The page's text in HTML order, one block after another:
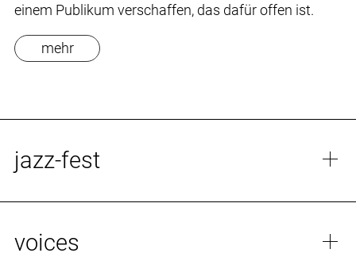
einem Publikum verschaffen, das dafür offen ist.
mehr
jazz-fest
voices